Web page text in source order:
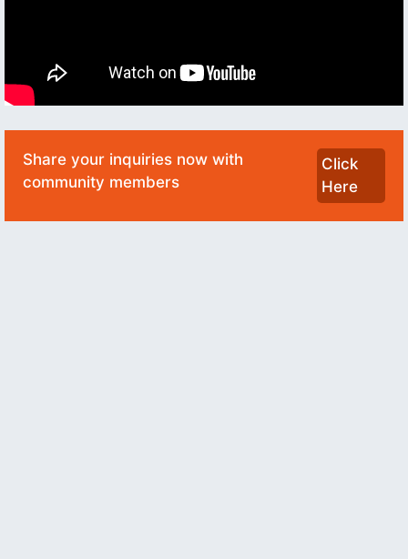
Share your inquiries now with
community members
Click
Here